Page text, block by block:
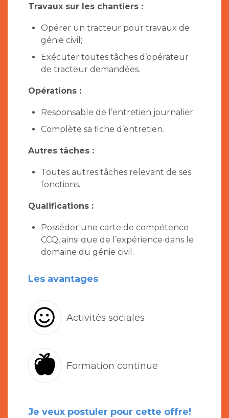
Travaux sur les chantiers :
Opérer un tracteur pour travaux de
génie civil;
Exécuter toutes tâches d’opérateur
de tracteur demandées.
Opérations :
Responsable de l’entretien journalier;
Complète sa fiche d’entretien.
Autres tâches :
Toutes autres tâches relevant de ses
fonctions.
Qualifications :
Posséder une carte de compétence
CCQ, ainsi que de l’expérience dans le
domaine du génie civil.
Les avantages
Activités sociales
Formation continue
Je veux postuler pour cette offre!